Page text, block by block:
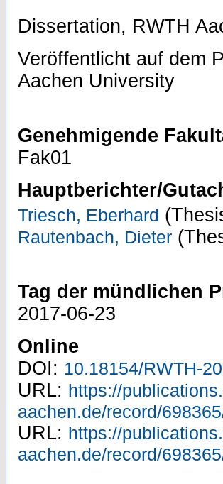
Dissertation, RWTH
Veröffentlicht auf dem
Aachen University
Genehmigende
Fak01
Hauptberichter/
Triesch, Eberhard
Rautenbach, Dieter
Tag der mündlichen
2017-06-23
Online
DOI: 10.18154/RWTH-
URL: https://
aachen.de/record/
URL: https://
aachen.de/record/